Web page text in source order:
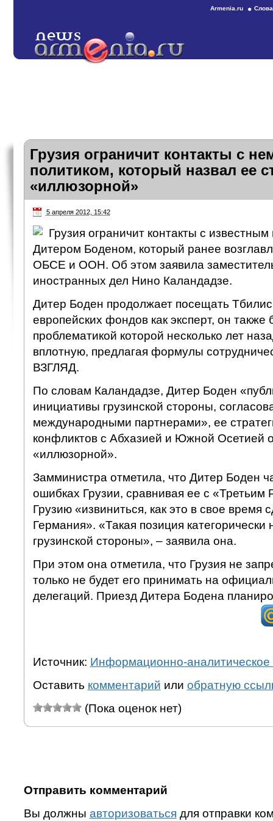
Armenia.ru
Грузия ограничит контакты с
политиком, который назвал ее
«иллюзорной»
5 апреля 2012, 15:42
Грузия ограничит контакты с
Дитером Боденом, который ранее
ОБСЕ и ООН. Об этом заявила
иностранных дел Нино Каландадзе.
Дитер Боден продолжает посещать
европейских фондов как эксперт, он также
проблематикой которой несколько лет
вплотную, предлагая формулы
ВЗГЛЯД.
По словам Каландадзе, Дитер Боден
инициативы грузинской стороны,
международными партнерами», ее
конфликтов с Абхазией и Южной Осетией
«иллюзорной».
Замминистра отметила, что Дитер Боден
ошибках Грузии, сравнивая ее с «Третьим
Грузию «извиниться, как это в свое время
Германия». «Такая позиция
грузинской стороны», – заявила она.
При этом она отметила, что Грузия не
только не будет его принимать на
делегаций. Приезд Дитера Бодена
Источник: Информационно-аналитическое
Оставить комментарий или обратную
(Пока оценок нет)
Отправить комментарий
Вы должны авторизоваться для отправки